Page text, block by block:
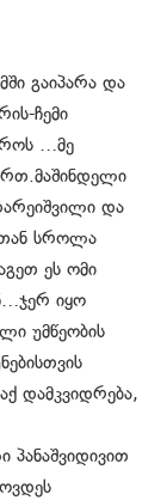
გაიპარა და
ჩემი
…მე
და
თან სროლა
ეს ომი
იყო
უმწეობის
დამკვიდრება,
პანაშვიდივით